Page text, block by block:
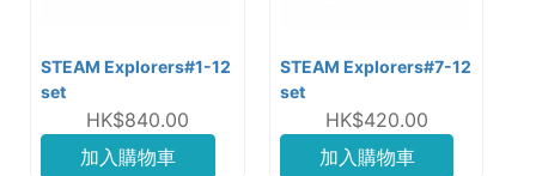
STEAM Explorers#1-12
set
HK$840.00
加入購物車
STEAM Explorers#7-12
set
HK$420.00
加入購物車